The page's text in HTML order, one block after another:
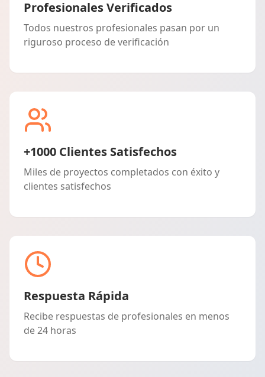
Profesionales Verificados
Todos nuestros profesionales pasan por un
riguroso proceso de verificación
+1000 Clientes Satisfechos
Miles de proyectos completados con éxito y
clientes satisfechos
Respuesta Rápida
Recibe respuestas de profesionales en menos
de 24 horas